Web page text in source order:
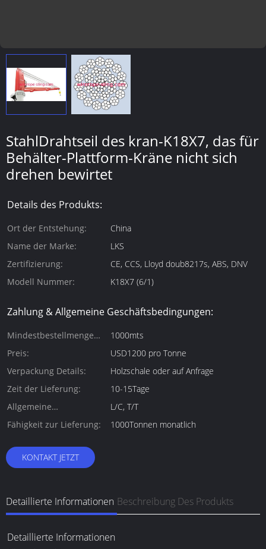
StahlDrahtseil des kran-K18X7, das für
Behälter-Plattform-Kräne nicht sich
drehen bewirtet
Details des Produkts:
Ort der Entstehung:
China
Name der Marke:
LKS
Zertifizierung:
CE, CCS, Lloyd doub8217s, ABS, DNV
Modell Nummer:
K18X7 (6/1)
Zahlung & Allgemeine Geschäftsbedingungen:
Mindestbestellmenge
(Mindestbestellmenge):
1000mts
Preis:
USD1200 pro Tonne
Verpackung Details:
Holzschale oder auf Anfrage
Zeit der Lieferung:
10-15Tage
Allgemeine
Zahlungsbedingungen:
L/C, T/T
Fähigkeit zur Lieferung:
1000Tonnen monatlich
KONTAKT JETZT
Detaillierte Informationen Beschreibung Des Produkts
Detaillierte Informationen